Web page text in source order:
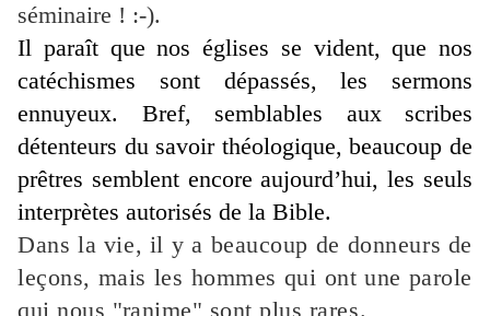
séminaire ! :-).
Il paraît que nos églises se vident, que nos
catéchismes sont dépassés, les sermons
ennuyeux. Bref, semblables aux scribes
détenteurs du savoir théologique, beaucoup de
prêtres semblent encore aujourd’hui, les seuls
interprètes autorisés de la Bible.
Dans la vie, il y a beaucoup de donneurs de
leçons, mais les hommes qui ont une parole
qui nous "ranime" sont plus rares.